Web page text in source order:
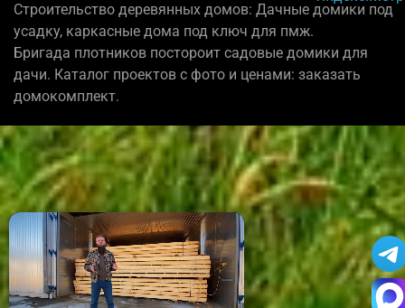
Строительство деревянных домов: Дачные домики под
усадку, каркасные дома под ключ для пмж.
Бригада плотников постороит садовые домики для
дачи. Каталог проектов с фото и ценами: заказать
домокомплект.